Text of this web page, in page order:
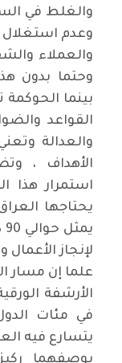
والغلط في
وعدم
والعملاء
وحتما بدون
بينما
القواعد
والعدالة
الأهداف ،
استمرار هذا
يحتاجها
لإنجاز
علما إن مسار
الأرشفة
في مئات
يتسارع فيه
بوصفهما